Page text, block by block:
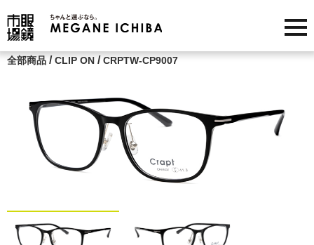
全部商品 /CLIP ON /CRPTW-CP9007